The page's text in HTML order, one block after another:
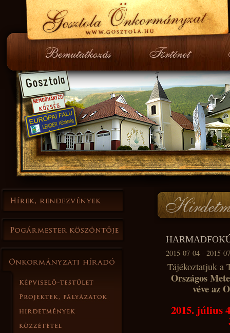
2015-07-04 - 2015-
Tájékoztatjuk a
Országos
véve az
2015. július